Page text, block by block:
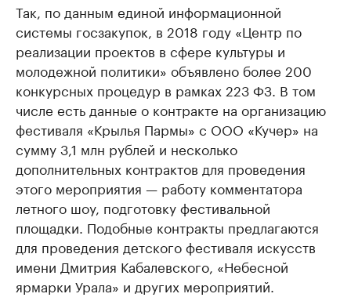
Так, по данным единой информационной
системы госзакупок, в 2018 году «Центр по
реализации проектов в сфере культуры и
молодежной политики» объявлено более 200
конкурсных процедур в рамках 223 ФЗ. В том
числе есть данные о контракте на организацию
фестиваля «Крылья Пармы» с ООО «Кучер» на
сумму 3,1 млн рублей и несколько
дополнительных контрактов для проведения
этого мероприятия — работу комментатора
летного шоу, подготовку фестивальной
площадки. Подобные контракты предлагаются
для проведения детского фестиваля искусств
имени Дмитрия Кабалевского, «Небесной
ярмарки Урала» и других мероприятий.